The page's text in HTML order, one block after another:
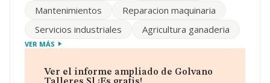
administración@golvano.es
. Para saber más puedes
acceder a su página web en este enlace
www.golvano.es.
La empresa española Golvano Talleres S.L, NIF
B79534566, tiene su domicilio social establecido en
Mantenimientos
Reparacion maquinaria
Servicios industriales
Agricultura ganaderia
VER MÁS
Ver el informe ampliado de Golvano